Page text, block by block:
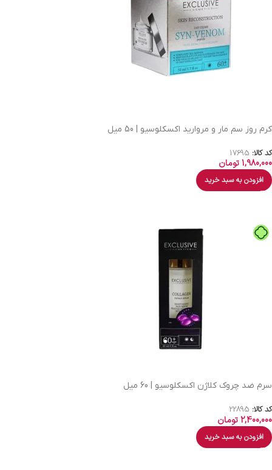
کرم روز سم مار و مروارید اکسکلوسیو | 50 میل
کد کالا: 17695
1,980,000تومان
افزودن به سبد خرید
سرم ضد چروک کلاژن اکسکلوسیو | 60 میل
کد کالا: 22895
2,400,000تومان
افزودن به سبد خرید